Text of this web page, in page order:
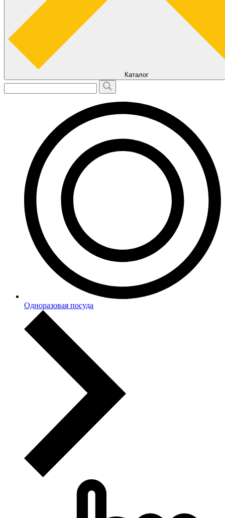
Каталог
Одноразовая посуда